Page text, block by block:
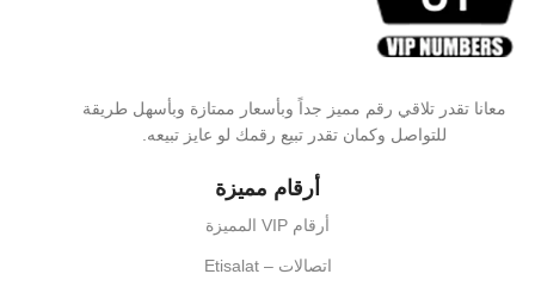
معانا تقدر تلاقي رقم مميز جداً وبأسعار ممتازة وبأسهل طريقة
للتواصل وكمان تقدر تبيع رقمك لو عايز تبيعه.
أرقام مميزة
أرقام VIP المميزة
اتصالات – Etisalat